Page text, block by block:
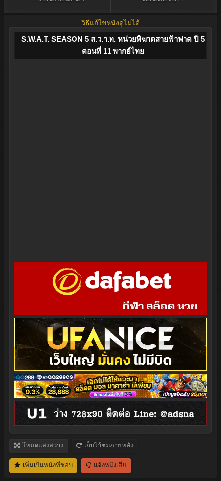
วิธีแก้ไขหนังดูไม่ได้
S.W.A.T. SEASON 5 ส.ว.า.ท. หน่วยพิฆาตสายฟ้าฟาด ปี 5
ตอนที่ 11 พากย์ไทย
โหมดแสงสว่าง เก็บไว้ชมภายหลัง
เพิ่มเป็นหนังที่ชอบ แจ้งหนังเสีย